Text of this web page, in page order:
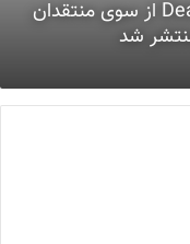
نقدها و نمرات بازی Death Stranding از سوی منتقدان
شد